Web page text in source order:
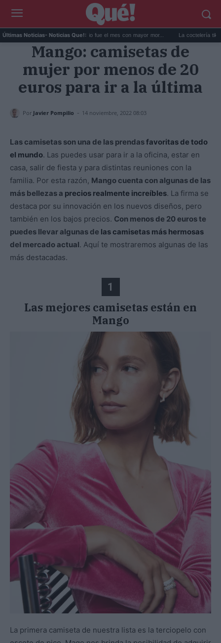
Últimas Noticias- Noticias Que!:
La DGT confirma que junio fue el mes con mayor mor... La coctelería tiki
Mango: camisetas de
mujer por menos de 20
euros para ir a la última
Por Javier Pompilio - 14 noviembre, 2022 08:03
Las camisetas son una de las prendasfavoritas de todo
el mundo. Las puedes usar para ir a la oficina, estar en
casa, salir de fiesta y para distintas reuniones con la
familia. Por esta razón, Mango cuenta con algunas de las
más bellezas a precios realmente increíbles. La firma se
destaca por su innovación en los nuevos diseños, pero
también en los bajos precios. Con menos de 20 euros te
puedes llevar algunas de las camisetas más hermosas
del mercado actual. Aquí te mostraremos algunas de las
más destacadas.
1
Las mejores camisetas están en
Mango
La primera camiseta de nuestra lista es la terciopelo con